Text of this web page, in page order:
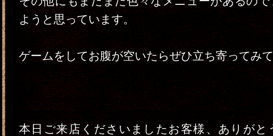
ようと思っています。
ゲームをしてお腹が空いたらぜひ立ち寄ってみ
本日ご来店くださいましたお客様、ありがと